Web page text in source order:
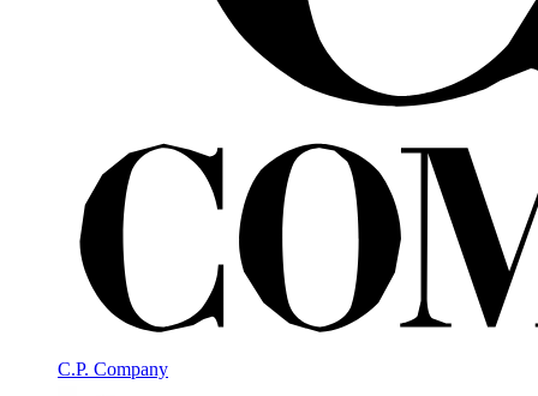
C.P. Company